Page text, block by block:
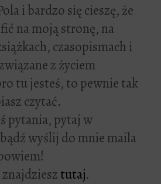
i bardzo się cieszę, że
na moją stronę, na
czasopismach i
z życiem
tu jesteś, to pewnie tak
czytać.
pytania, pytaj w
wyślij do mnie maila
tutaj.